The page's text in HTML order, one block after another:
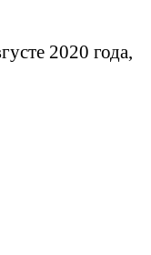
2020 года,